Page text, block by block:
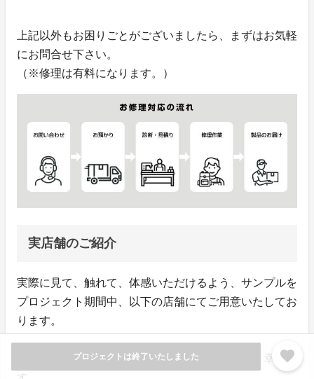
プロジェクトは終了いたしました favorite
上記以外もお困りごとがございましたら、まずはお気軽
にお問合せ下さい。
（※修理は有料になります。）
実店舗のご紹介
実際に見て、触れて、体感いただけるよう、サンプルを
プロジェクト期間中、以下の店舗にてご用意いたしてお
ります。
ぜひ、お近くの方は、一度お越しいただけますと幸いで